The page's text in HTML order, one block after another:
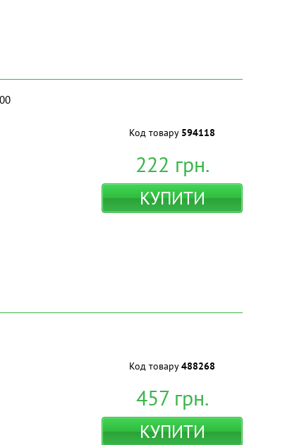
Код товару 594118
222 грн.
КУПИТИ
Код товару488268
457грн.
КУПИТИ